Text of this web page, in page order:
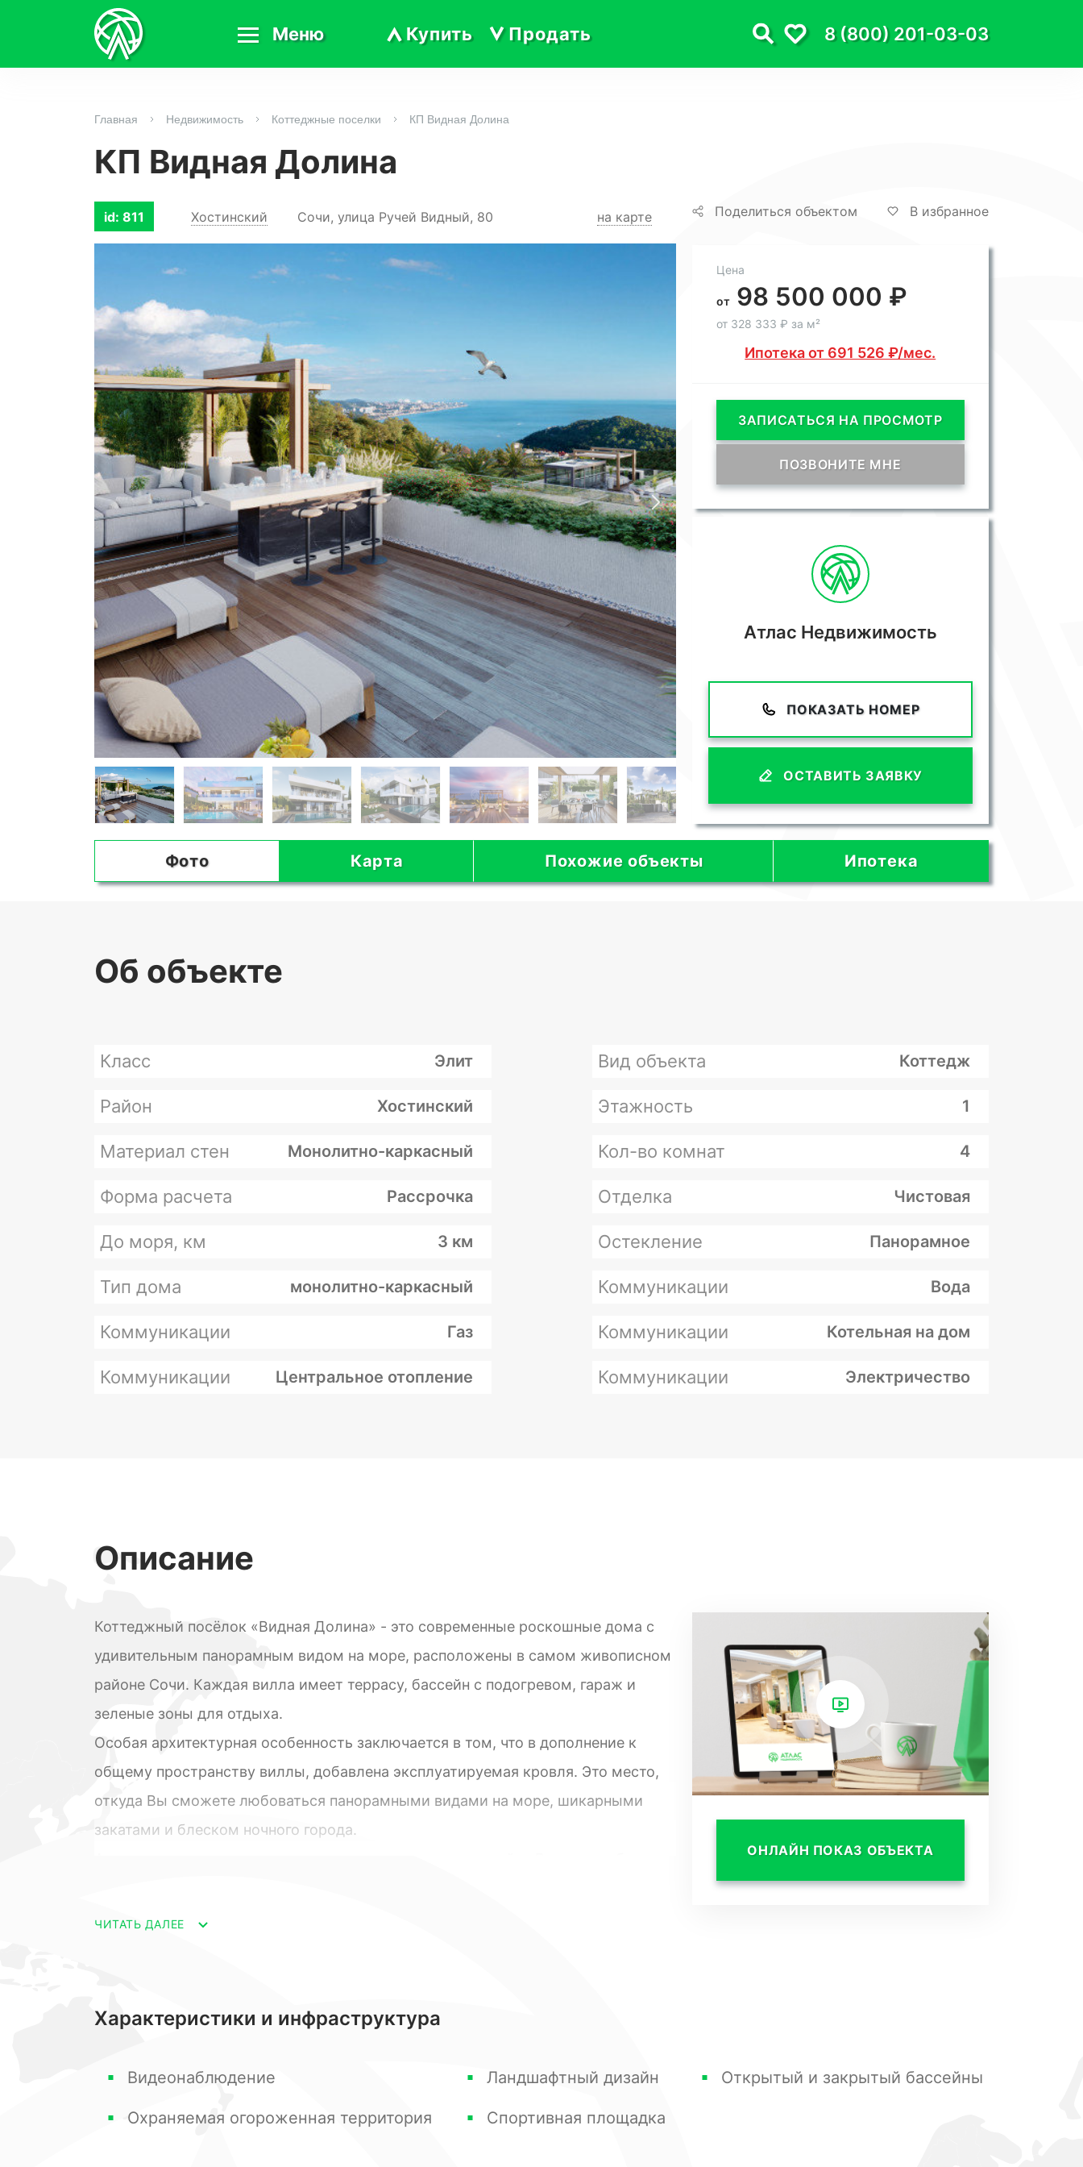
Меню Купить Продать 8 (800) 201-03-03
Главная Недвижимость Коттеджные поселки КП Видная Долина
КП Видная Долина
id: 811 Хостинский Сочи, улица Ручей Видный, 80 на карте Поделиться объектом В избранное
Цена
от98 500 000 ₽
от 328 333 ₽ за м²
Ипотека от 691 526 ₽/мес.
ЗАПИСАТЬСЯ НА ПРОСМОТР
ПОЗВОНИТЕ МНЕ
Атлас Недвижимость
ПОКАЗАТЬ НОМЕР
ОСТАВИТЬ ЗАЯВКУ
Фото Карта Похожие объекты Ипотека
Об объекте
Класс Элит Вид объекта Коттедж
Район Хостинский Этажность 1
Материал стен Монолитно-каркасный Кол-во комнат 4
Форма расчета Рассрочка Отделка Чистовая
До моря, км 3 км Остекление Панорамное
Тип дома монолитно-каркасный Коммуникации Вода
Коммуникации Газ Коммуникации Котельная на дом
Коммуникации Центральное отопление Коммуникации Электричество
Описание
Коттеджный посёлок «Видная Долина» - это современные роскошные дома с
удивительным панорамным видом на море, расположены в самом живописном
районе Сочи. Каждая вилла имеет террасу, бассейн с подогревом, гараж и
зеленые зоны для отдыха.
Особая архитектурная особенность заключается в том, что в дополнение к
общему пространству виллы, добавлена эксплуатируемая кровля. Это место,
откуда Вы сможете любоваться панорамными видами на море, шикарными
закатами и блеском ночного города.
идеально подходит Вашей комфортной жизни.
пространства разработана таким образом, что создается приватная обстановку
ощущать присутствия соседей.
ЧИТАТЬ ДАЛЕЕ
ОНЛАЙН ПОКАЗ ОБЪЕКТА
Характеристики и инфраструктура
Видеонаблюдение Ландшафтный дизайн Открытый и закрытый бассейны
Охраняемая огороженная территория Спортивная площадка